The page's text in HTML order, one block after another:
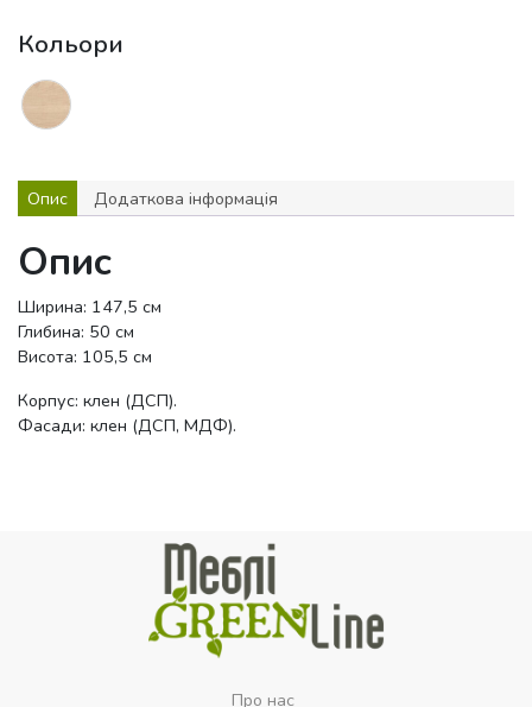
Кольори
Опис Додаткова інформація
Опис
Ширина: 147,5 см
Глибина: 50 см
Висота: 105,5 см
Корпус: клен (ДСП).
Фасади: клен (ДСП, МДФ).
Про нас